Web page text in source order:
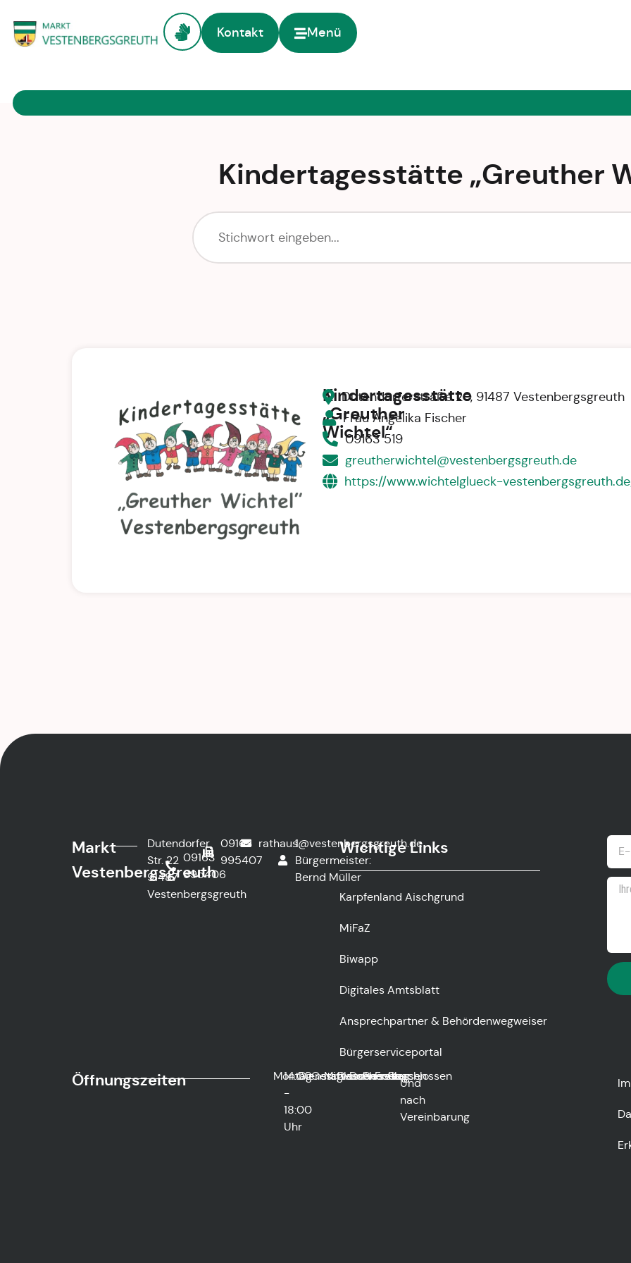
Kontakt Menü
Kindertagesstätte „Greuther
Kindertagesstätte
„Greuther
Wichtel“
Dutendorferstraße 20, 91487 Vestenbergsgreuth
Frau Angelika Fischer
09163 519
greutherwichtel@vestenbergsgreuth.de
https://www.wichtelglueck-
Markt
Vestenbergsgreuth
Dutendorfer
Str. 22
91487
Vestenbergsgreuth
09163
995406
09163
995407
rathaus@vestenbergsgreuth.de
1.
Bürgermeister:
Bernd Müller
Wichtige Links
Karpfenland Aischgrund
MiFaZ
Biwapp
Digitales Amtsblatt
Ansprechpartner & Behördenwegweiser
Bürgerserviceportal
Öffnungszeiten Montag
14:00
-
18:00
Uhr
Dienstag
Geschlossen
Mittwoch
Geschlossen
Donnerstag
Geschlossen
Freitag
Geschlossen
Und
nach
Vereinbarung